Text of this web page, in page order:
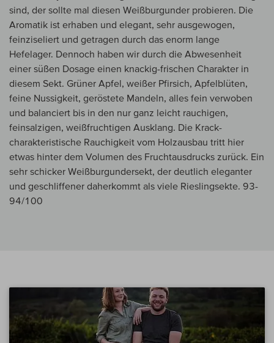
sind, der sollte mal diesen Weißburgunder probieren. Die
Aromatik ist erhaben und elegant, sehr ausgewogen,
feinziseliert und getragen durch das enorm lange
Hefelager. Dennoch haben wir durch die Abwesenheit
einer süßen Dosage einen knackig-frischen Charakter in
diesem Sekt. Grüner Apfel, weißer Pfirsich, Apfelblüten,
feine Nussigkeit, geröstete Mandeln, alles fein verwoben
und balanciert bis in den nur ganz leicht rauchigen,
feinsalzigen, weißfruchtigen Ausklang. Die Krack-
charakteristische Rauchigkeit vom Holzausbau tritt hier
etwas hinter dem Volumen des Fruchtausdrucks zurück. Ein
sehr schicker Weißburgundersekt, der deutlich eleganter
und geschliffener daherkommt als viele Rieslingsekte. 93-
94/100